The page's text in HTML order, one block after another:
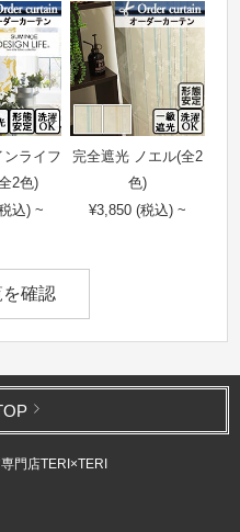
ライフ
2色)
込) ~
完全遮光 ノエル(全2
色)
¥3,850 (税込) ~
確認
門店TERI×TERI